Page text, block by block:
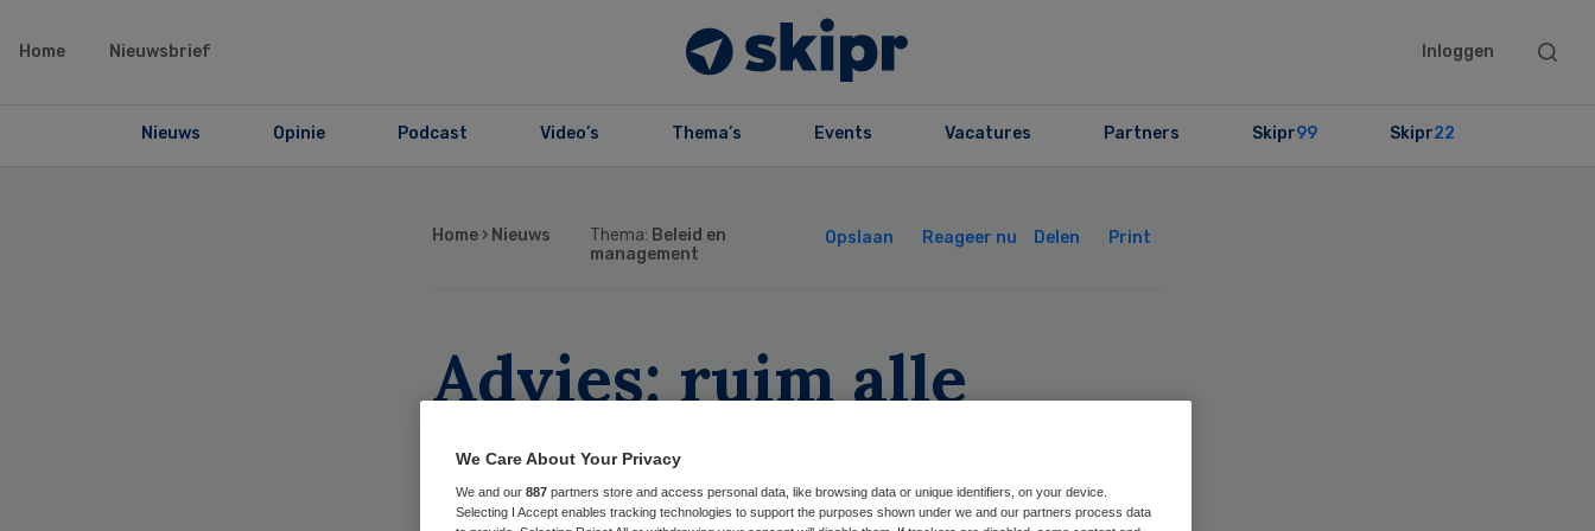
Home Nieuwsbrief Inloggen
Search
Nieuws Opinie Podcast Video’s Thema’s Events Vacatures Partners Skipr99 Skipr22
Home › Nieuws Thema: Beleid en
management
Opslaan Reageer nu Delen Print
Advies: ruim alle
nertsenhouderijen als
besmettingen
We Care About Your Privacy
We and our 887 partners store and access personal data, like browsing data or unique identifiers, on your device.
Selecting I Accept enables tracking technologies to support the purposes shown under we and our partners process data